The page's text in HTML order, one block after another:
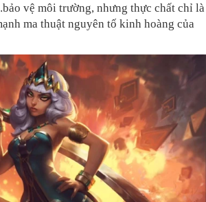
vệ môi trường, nhưng thực chất chỉ là
ma thuật nguyên tố kinh hoàng của